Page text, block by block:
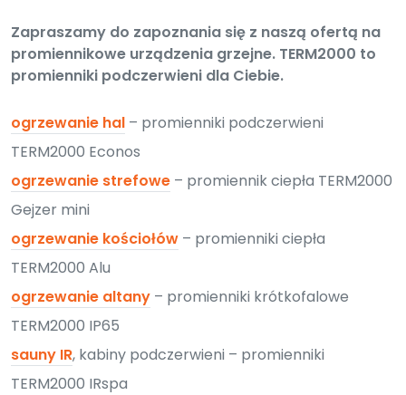
Zapraszamy do zapoznania się z naszą ofertą na
promiennikowe urządzenia grzejne. TERM2000 to
promienniki podczerwieni dla Ciebie.
ogrzewanie hal – promienniki podczerwieni
TERM2000 Econos
ogrzewanie strefowe – promiennik ciepła TERM2000
Gejzer mini
ogrzewanie kościołów – promienniki ciepła
TERM2000 Alu
ogrzewanie altany – promienniki krótkofalowe
TERM2000 IP65
sauny IR, kabiny podczerwieni – promienniki
TERM2000 IRspa